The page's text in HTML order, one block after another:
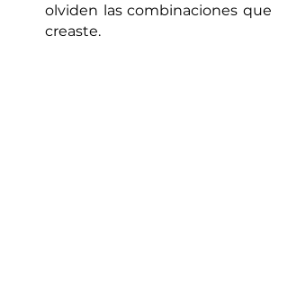
olviden las combinaciones que
creaste.